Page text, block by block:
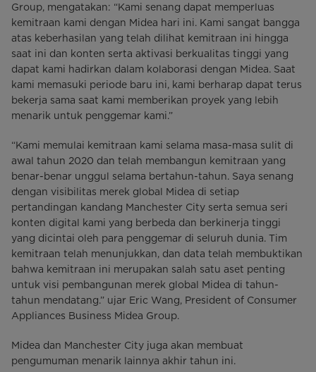
Group, mengatakan: “Kami senang dapat memperluas
kemitraan kami dengan Midea hari ini. Kami sangat bangga
atas keberhasilan yang telah dilihat kemitraan ini hingga
saat ini dan konten serta aktivasi berkualitas tinggi yang
dapat kami hadirkan dalam kolaborasi dengan Midea. Saat
kami memasuki periode baru ini, kami berharap dapat terus
bekerja sama saat kami memberikan proyek yang lebih
menarik untuk penggemar kami.”
“Kami memulai kemitraan kami selama masa-masa sulit di
awal tahun 2020 dan telah membangun kemitraan yang
benar-benar unggul selama bertahun-tahun. Saya senang
dengan visibilitas merek global Midea di setiap
pertandingan kandang Manchester City serta semua seri
konten digital kami yang berbeda dan berkinerja tinggi
yang dicintai oleh para penggemar di seluruh dunia. Tim
kemitraan telah menunjukkan, dan data telah membuktikan
bahwa kemitraan ini merupakan salah satu aset penting
untuk visi pembangunan merek global Midea di tahun-
tahun mendatang.” ujar Eric Wang, President of Consumer
Appliances Business Midea Group.
Midea dan Manchester City juga akan membuat
pengumuman menarik lainnya akhir tahun ini.